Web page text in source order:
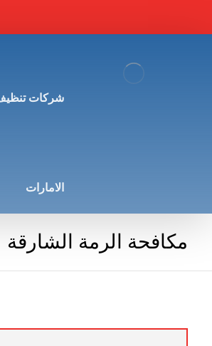
شركات
الامارات
مكافحة الرمة الشارقة